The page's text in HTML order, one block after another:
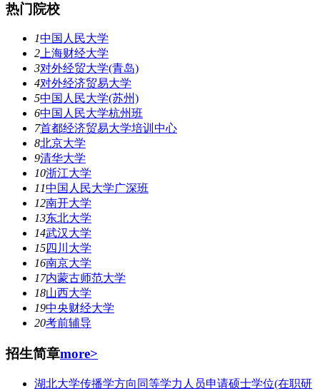
热门院校
1中国人民大学
2上海财经大学
3对外经贸大学(青岛)
4对外经济贸易大学
5中国人民大学(苏州)
6中国人民大学杭州班
7首都经济贸易大学培训中心
8北京大学
9清华大学
10浙江大学
11中国人民大学广深班
12南开大学
13东北大学
14武汉大学
15四川大学
16南京大学
17内蒙古师范大学
18山西大学
19中央财经大学
20考前辅导
招生简章more>
湖北大学传播学方向同等学力人员申请硕士学位(在职研